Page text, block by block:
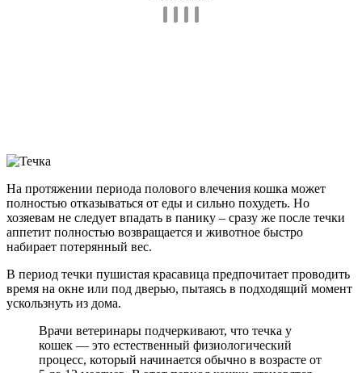
На протяжении периода полового влечения кошка может
полностью отказываться от еды и сильно похудеть. Но
хозяевам не следует впадать в панику – сразу же после течки
аппетит полностью возвращается и животное быстро
набирает потерянный вес.
В период течки пушистая красавица предпочитает проводить
время на окне или под дверью, пытаясь в подходящий момент
ускользнуть из дома.
Врачи ветеринары подчеркивают, что течка у
кошек — это естественный физиологический
процесс, который начинается обычно в возрасте от